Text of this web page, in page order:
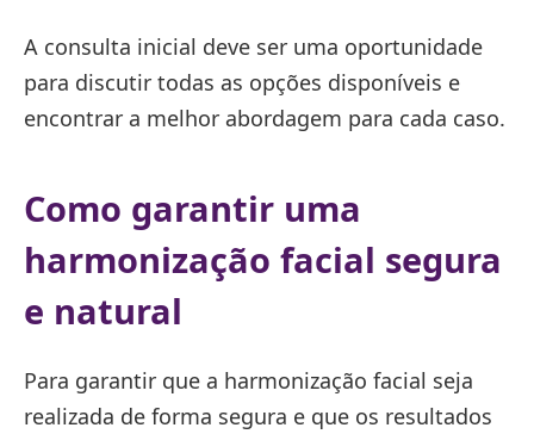
A consulta inicial deve ser uma oportunidade
para discutir todas as opções disponíveis e
encontrar a melhor abordagem para cada caso.
Como garantir uma
harmonização facial segura
e natural
Para garantir que a harmonização facial seja
realizada de forma segura e que os resultados